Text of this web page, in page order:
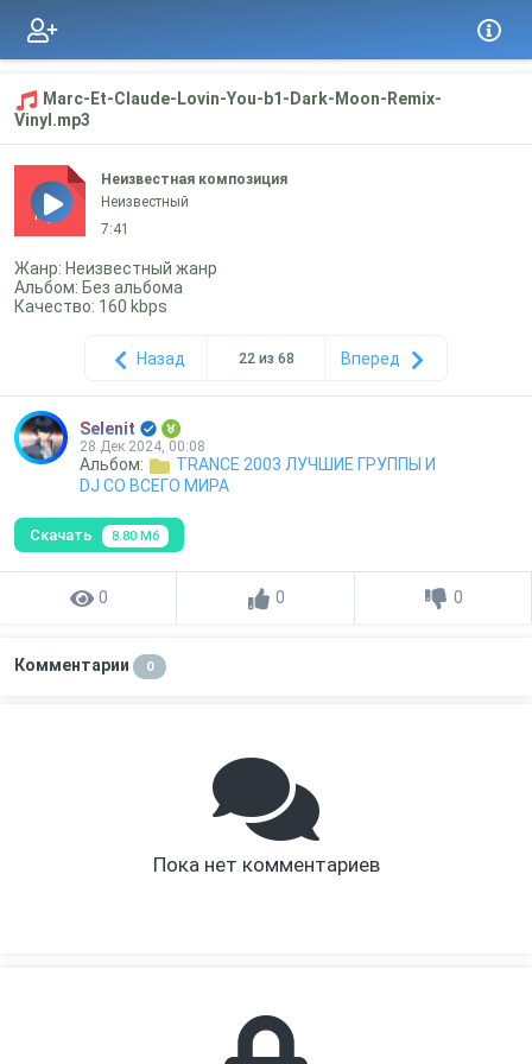
Marc-Et-Claude-Lovin-You-b1-Dark-Moon-Remix-
Vinyl.mp3
mp3
Неизвестная композиция
Неизвестный
7:41
Жанр: Неизвестный жанр
Альбом: Без альбома
Качество: 160 kbps
Назад 22 из 68 Вперед
Selenit
28 Дек 2024, 00:08
Альбом:
TRANCE 2003 ЛУЧШИЕ ГРУППЫ И
DJ СО ВСЕГО МИРА
Скачать 8.80 Мб
0 0 0
Комментарии 0
Пока нет комментариев